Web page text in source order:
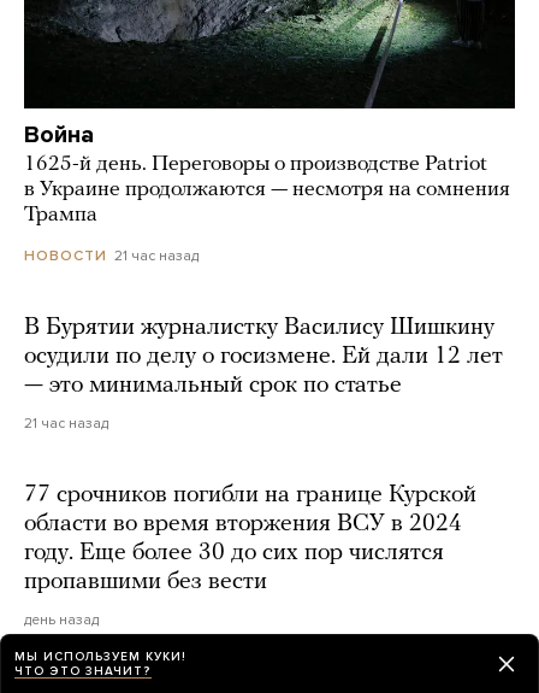
Война
1625-й день. Переговоры о производстве Patriot
в Украине продолжаются — несмотря на сомнения
Трампа
НОВОСТИ 21 час назад
В Бурятии журналистку Василису Шишкину
осудили по делу о госизмене. Ей дали 12 лет
— это минимальный срок по статье
21 час назад
77 срочников погибли на границе Курской
области во время вторжения ВСУ в 2024
году. Еще более 30 до сих пор числятся
пропавшими без вести
день назад
МЫ ИСПОЛЬЗУЕМ КУКИ!
ЧТО ЭТО ЗНАЧИТ?